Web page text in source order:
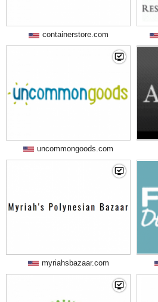
containerstore.com
uncommongoods.com
myriahsbazaar.com